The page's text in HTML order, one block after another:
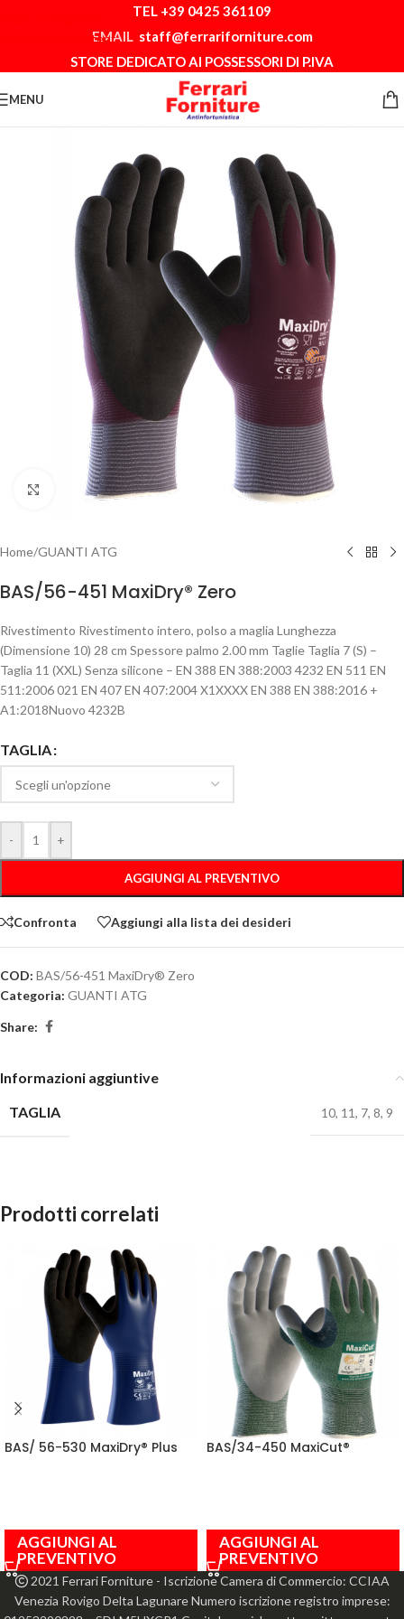
Skip to main content
TEL +39 0425 361109
EMAIL staff@ferrariforniture.com
STORE DEDICATO AI POSSESSORI DI P.IVA
MENU
Clicca per ingrandire
Home/GUANTI ATG
BAS/56-451 MaxiDry® Zero
Rivestimento Rivestimento intero, polso a maglia Lunghezza
(Dimensione 10) 28 cm Spessore palmo 2.00 mm Taglie Taglia 7 (S) –
Taglia 11 (XXL) Senza silicone – EN 388 EN 388:2003 4232 EN 511 EN
511:2006 021 EN 407 EN 407:2004 X1XXXX EN 388 EN 388:2016 +
A1:2018Nuovo 4232B
TAGLIA
- +
AGGIUNGI AL PREVENTIVO
Confronta Aggiungi alla lista dei desideri
COD: BAS/56-451 MaxiDry® Zero
Categoria: GUANTI ATG
Share:
Informazioni aggiuntive
TAGLIA
10, 11, 7, 8, 9
Prodotti correlati
BAS/ 56-530 MaxiDry® Plus
AGGIUNGI AL
PREVENTIVO
BAS/34-450 MaxiCut®
AGGIUNGI AL
PREVENTIVO
2021 Ferrari Forniture - Iscrizione Camera di Commercio: CCIAA
Venezia Rovigo Delta Lagunare Numero iscrizione registro imprese: